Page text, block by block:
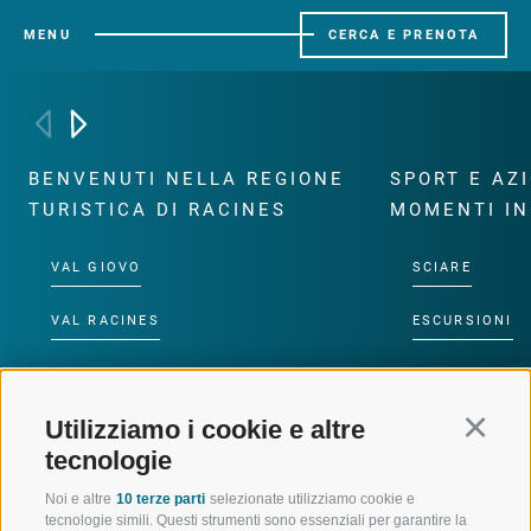
Utilizziamo i cookie e altre
tecnologie
Noi e altre 10 terze parti selezionate utilizziamo cookie e
tecnologie simili. Questi strumenti sono essenziali per garantire la
MENU CERCA E PRENOTA
BENVENUTI NELLA REGIONE
TURISTICA DI RACINES
VAL GIOVO
VAL RACINES
VAL RIDANNA
IMPIANTI DI RISALITA
SCUOLA DI SCI RACINES
SPORT E
MOMENTI
SCIARE
ESCURSIONI
ALTA